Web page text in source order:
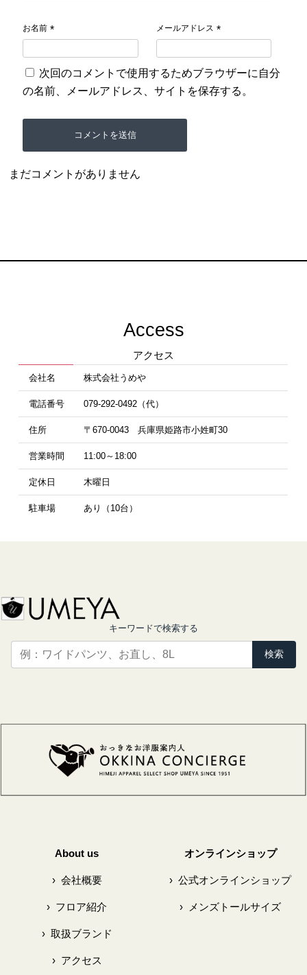
お名前 * メールアドレス *
次回のコメントで使用するためブラウザーに自分
の名前、メールアドレス、サイトを保存する。
まだコメントがありません
Access
アクセス
会社名 株式会社うめや
電話番号 079-292-0492（代）
住所 〒670-0043 兵庫県姫路市小姓町30
営業時間 11:00～18:00
定休日 木曜日
駐車場 あり（10台）
キーワードで検索する
検索
About us
›会社概要
› フロア紹介
›取扱ブランド
›アクセス
オンラインショップ
› 公式オンラインショップ
› メンズトールサイズ